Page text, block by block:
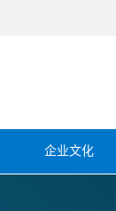
企业文化